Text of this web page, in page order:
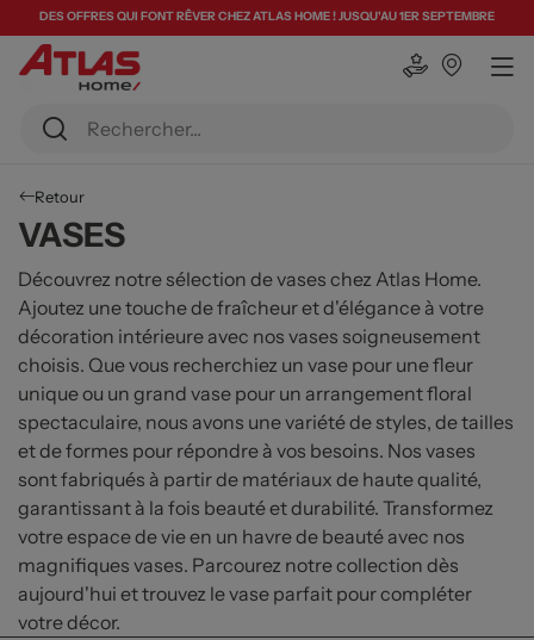
DES OFFRES QUI FONT RÊVER CHEZ ATLAS HOME ! JUSQU'AU 1ER SEPTEMBRE
Retour
VASES
Découvrez notre sélection de vases chez Atlas Home.
Ajoutez une touche de fraîcheur et d'élégance à votre
décoration intérieure avec nos vases soigneusement
choisis. Que vous recherchiez un vase pour une fleur
unique ou un grand vase pour un arrangement floral
spectaculaire, nous avons une variété de styles, de tailles
et de formes pour répondre à vos besoins. Nos vases
sont fabriqués à partir de matériaux de haute qualité,
garantissant à la fois beauté et durabilité. Transformez
votre espace de vie en un havre de beauté avec nos
magnifiques vases. Parcourez notre collection dès
aujourd'hui et trouvez le vase parfait pour compléter
votre décor.